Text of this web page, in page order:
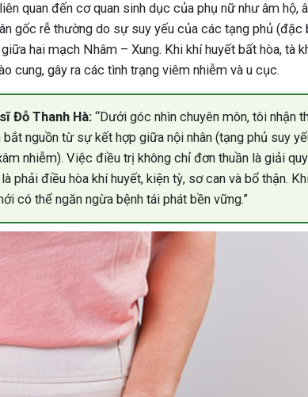
quan đến cơ quan sinh dục của phụ nữ như âm hộ,
gốc rễ thường do sự suy yếu của các tạng phủ (đặc
hai mạch Nhâm – Xung. Khi khí huyết bất hòa, tà
cung, gây ra các tình trạng viêm nhiễm và u cục.
Đỗ Thanh Hà: “Dưới góc nhìn chuyên môn, tôi nhận
nguồn từ sự kết hợp giữa nội nhân (tạng phủ suy
nhiễm). Việc điều trị không chỉ đơn thuần là giải
phải điều hòa khí huyết, kiện tỳ, sơ can và bổ thận.
có thể ngăn ngừa bệnh tái phát bền vững.”